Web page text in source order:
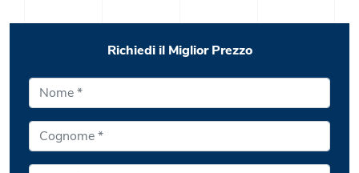
Richiedi il Miglior Prezzo